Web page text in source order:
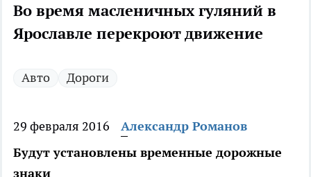
Во время масленичных гуляний в
Ярославле перекроют движение
Авто Дороги
29 февраля 2016
Александр Романов
Будут установлены временные дорожные
знаки